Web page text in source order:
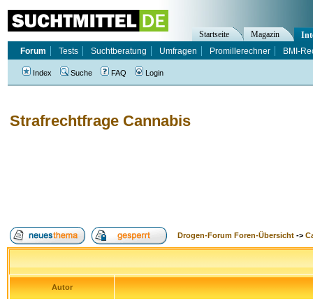
Strafrechtfrage Cannabis
Drogen-Forum Foren-Übersicht ->
Autor
Startseite Magazin
Forum
Tests Suchtberatung Umfragen Promillerechner BMI-
Index Suche FAQ Login